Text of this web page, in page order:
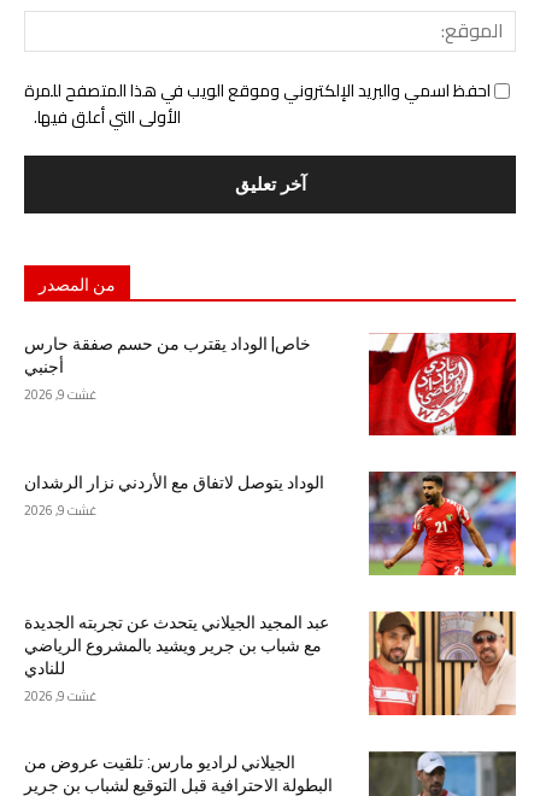
احفظ اسمي والبريد الإلكتروني وموقع الويب في هذا المتصفح للمرة
الأولى التي أعلق فيها.
من المصدر
خاص| الوداد يقترب من حسم صفقة حارس
أجنبي
غشت 9, 2026
الوداد يتوصل لاتفاق مع الأردني نزار الرشدان
غشت 9, 2026
عبد المجيد الجيلاني يتحدث عن تجربته الجديدة
مع شباب بن جرير ويشيد بالمشروع الرياضي
للنادي
غشت 9, 2026
الجيلاني لراديو مارس: تلقيت عروض من
البطولة الاحترافية قبل التوقيع لشباب بن جرير